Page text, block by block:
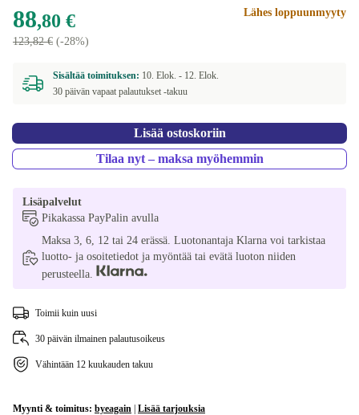
88,80 €
123,82 € (-28%)
Lähes loppuunmyyty
Sisältää toimituksen: 10. Elok. - 12. Elok.
30 päivän vapaat palautukset -takuu
Lisää ostoskoriin
Tilaa nyt – maksa myöhemmin
Lisäpalvelut
Pikakassa PayPalin avulla
Maksa 3, 6, 12 tai 24 erässä. Luotonantaja Klarna voi tarkistaa
luotto- ja osoitetiedot ja myöntää tai evätä luoton niiden
perusteella.
Toimii kuin uusi
30 päivän ilmainen palautusoikeus
Vähintään 12 kuukauden takuu
Myynti & toimitus: byeagain Lisää tarjouksia